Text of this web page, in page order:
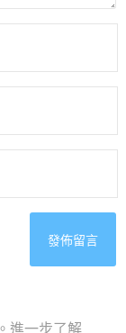
進一步了解